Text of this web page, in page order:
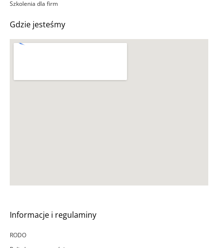
Szkolenia dla firm
Gdzie jesteśmy
Informacje i regulaminy
RODO